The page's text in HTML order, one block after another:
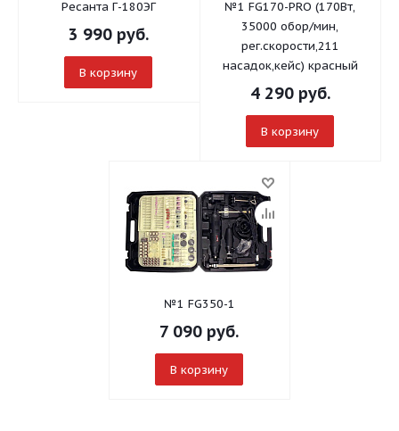
Ресанта Г-180ЭГ
3 990руб.
В корзину
№1 FG170-PRO (170Вт,
35000 обор/мин,
рег.скорости,211
насадок,кейс) красный
4 290руб.
В корзину
№1 FG350-1
7 090 руб.
В корзину